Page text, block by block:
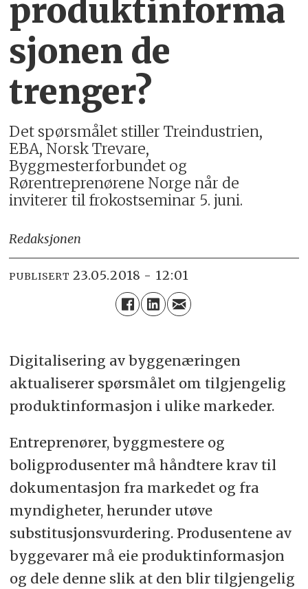
produktinforma
sjonen de
trenger?
Det spørsmålet stiller Treindustrien,
EBA, Norsk Trevare,
Byggmesterforbundet og
Rørentreprenørene Norge når de
inviterer til frokostseminar 5. juni.
Redaksjonen
PUBLISERT 23.05.2018 - 12:01
Digitalisering av byggenæringen
aktualiserer spørsmålet om tilgjengelig
produktinformasjon i ulike markeder.
Entreprenører, byggmestere og
boligprodusenter må håndtere krav til
dokumentasjon fra markedet og fra
myndigheter, herunder utøve
substitusjonsvurdering. Produsentene av
byggevarer må eie produktinformasjon
og dele denne slik at den blir tilgjengelig